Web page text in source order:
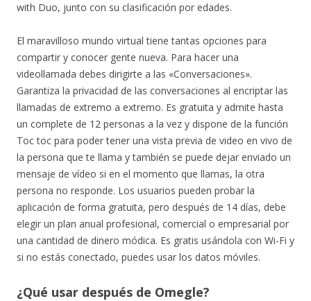
with Duo, junto con su clasificación por edades.
El maravilloso mundo virtual tiene tantas opciones para
compartir y conocer gente nueva. Para hacer una
videollamada debes dirigirte a las «Conversaciones».
Garantiza la privacidad de las conversaciones al encriptar las
llamadas de extremo a extremo. Es gratuita y admite hasta
un complete de 12 personas a la vez y dispone de la función
Toc toc para poder tener una vista previa de video en vivo de
la persona que te llama y también se puede dejar enviado un
mensaje de vídeo si en el momento que llamas, la otra
persona no responde. Los usuarios pueden probar la
aplicación de forma gratuita, pero después de 14 días, debe
elegir un plan anual profesional, comercial o empresarial por
una cantidad de dinero módica. Es gratis usándola con Wi-Fi y
si no estás conectado, puedes usar los datos móviles.
¿Qué usar después de Omegle?